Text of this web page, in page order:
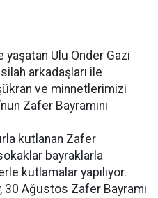
Ulu Önder Gazi
arkadaşları ile
ve minnetlerimizi
Zafer Bayramını
kutlanan Zafer
bayraklarla
kutlamalar yapılıyor.
30 Ağustos Zafer Bayramı